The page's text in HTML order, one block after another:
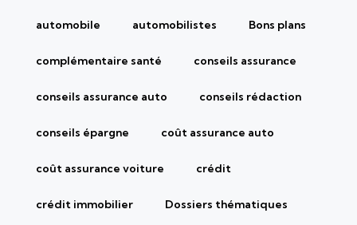
automobile automobilistes Bons plans
complémentaire santé conseils assurance
conseils assurance auto conseils rédaction
conseils épargne coût assurance auto
coût assurance voiture crédit
crédit immobilier Dossiers thématiques